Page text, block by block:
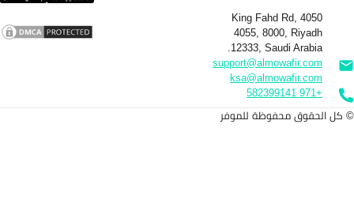
4050 King Fahd Rd,
4055, 8000, Riyadh
12333, Saudi Arabia.
support@almowafir.com
ksa@almowafir.com
الحقوق محفوظة للموفر